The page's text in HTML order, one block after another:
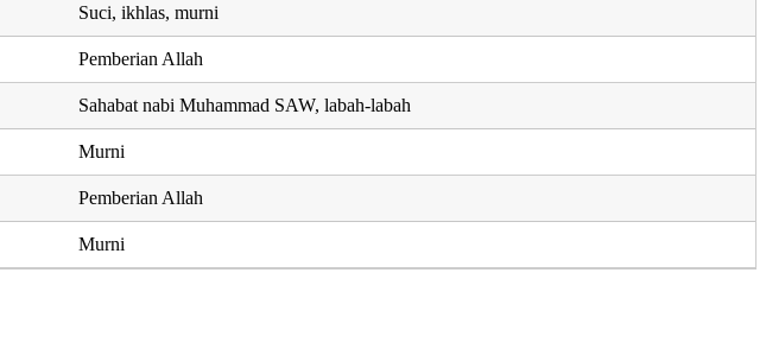
Suci, ikhlas, murni
Pemberian Allah
Sahabat nabi Muhammad SAW, labah-labah
Murni
Pemberian Allah
Murni